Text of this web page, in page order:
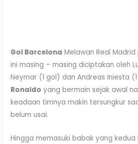
Gol Barcelona Melawan Real
ini masing – masing diciptakan oleh
Neymar (1 gol) dan Andreas Iniesta
Ronaldo yang bermain sejak awal
keadaan timnya makin tersungkur
belum usai.
Hingga memasuki babak yang kedua